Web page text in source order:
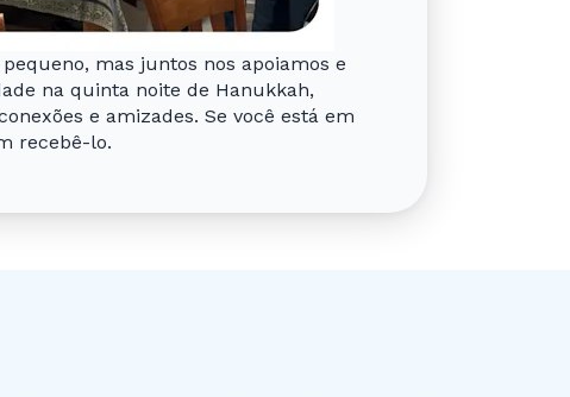
mas juntos nos apoiamos e
na quinta noite de Hanukkah,
e amizades. Se você está em
recebê-lo.